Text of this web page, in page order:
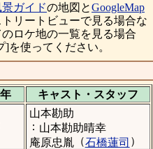
ガイドの地図とGoogleMap
リートビューで見る場合な
ロケ地の一覧を見る場合
を使ってください。
キャスト・ スタッフ
山本勘助
： 山本勘助晴幸
庵原忠胤 （石橋蓮司 ）